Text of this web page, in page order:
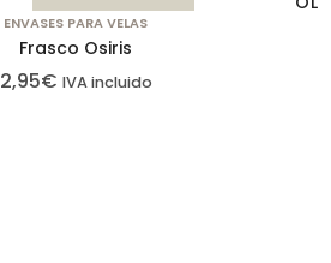
Bio Glitters
Flores Naturales
ENVASES PARA VELAS
Frasco Osiris
2,95€ IVA incluido